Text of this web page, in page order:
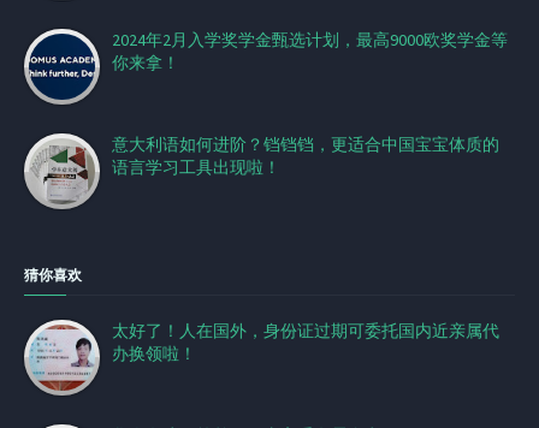
2024年2月入学奖学金甄选计划，最高9000欧奖学金等
你来拿！
意大利语如何进阶？铛铛铛，更适合中国宝宝体质的
语言学习工具出现啦！
猜你喜欢
太好了！人在国外，身份证过期可委托国内近亲属代
办换领啦！